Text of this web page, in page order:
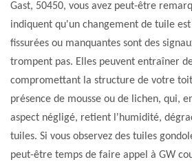
Gast, 50450, vous avez peut-être
indiquent qu'un changement de tuile
fissurées ou manquantes sont des
trompent pas. Elles peuvent entraîner
compromettant la structure de votre
présence de mousse ou de lichen, qui,
aspect négligé, retient l'humidité,
tuiles. Si vous observez des tuiles
peut-être temps de faire appel à GW